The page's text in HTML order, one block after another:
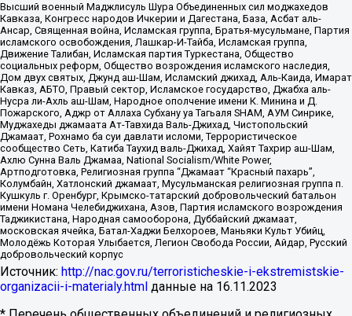
Высший военный Маджлисуль Шура Объединенных сил моджахедов
Кавказа, Конгресс народов Ичкерии и Дагестана, База, Асбат аль-
Ансар, Священная война, Исламская группа, Братья-мусульмане, Партия
исламского освобождения, Лашкар-И-Тайба, Исламская группа,
Движение Талибан, Исламская партия Туркестана, Общество
социальных реформ, Общество возрождения исламского наследия,
Дом двух святых, Джунд аш-Шам, Исламский джихад, Аль-Каида, Имарат
Кавказ, АБТО, Правый сектор, Исламское государство, Джабха аль-
Нусра ли-Ахль аш-Шам, Народное ополчение имени К. Минина и Д.
Пожарского, Аджр от Аллаха Субхану уа Тагьаля SHAM, АУМ Синрике,
Муджахеды джамаата Ат-Тавхида Валь-Джихад, Чистопольский
Джамаат, Рохнамо ба суи давлати исломи, Террористическое
сообщество Сеть, Катиба Таухид валь-Джихад, Хайят Тахрир аш-Шам,
Ахлю Сунна Валь Джамаа, National Socialism/White Power,
Артподготовка, Религиозная группа “Джамаат “Красный пахарь”,
Колумбайн, Хатлонский джамаат, Мусульманская религиозная группа п.
Кушкуль г. Оренбург, Крымско-татарский добровольческий батальон
имени Номана Челебиджихана, Азов, Партия исламского возрождения
Таджикистана, Народная самооборона, Дуббайский джамаат,
московская ячейка, Батал-Хаджи Белхороев, Маньяки Культ Убийц,
Молодёжь Которая Улыбается, Легион Свобода России, Айдар, Русский
добровольческий корпус
Источник: http://nac.gov.ru/terroristicheskie-i-ekstremistskie-
organizacii-i-materialy.html данные на 16.11.2023